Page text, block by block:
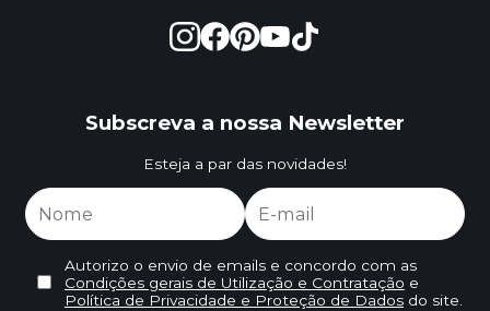
Subscreva a nossa Newsletter
Esteja a par das novidades!
Autorizo o envio de emails e concordo com as
Condições gerais de Utilização e Contratação e
Política de Privacidade e Proteção de Dadosdo site.